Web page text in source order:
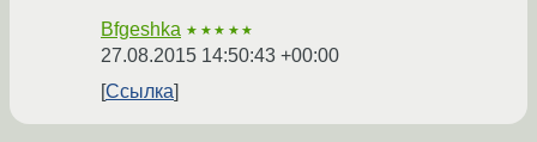
Bfgeshka ★★★★★
27.08.2015 14:50:43 +00:00
Ссылка